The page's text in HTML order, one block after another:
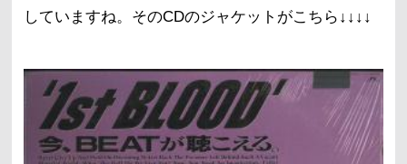
していますね。そのCDのジャケットがこちら↓↓↓↓